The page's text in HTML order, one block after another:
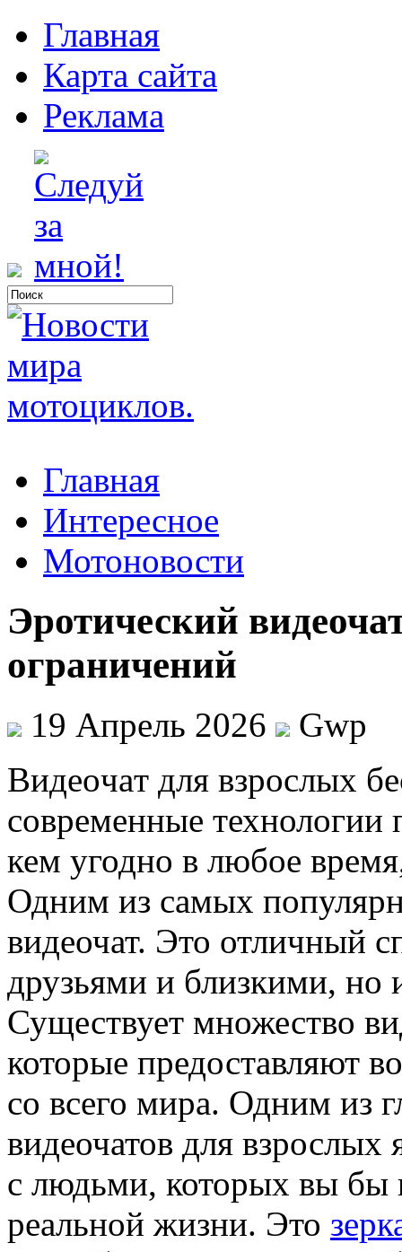
Главная
Карта сайта
Реклама
Главная
Интересное
Мотоновости
Эротический
ограничений
19 Апрель 2026
Gwp
Видeoчaт для взрoслыx
современные технологии
кем угодно в любое
Одним из самых
видеочат. Это отличный
друзьями и близкими, но
Существует множество
которые предоставляют
со всего мира. Одним из
видеочатов для
с людьми, которых вы бы
реальной жизни. Это